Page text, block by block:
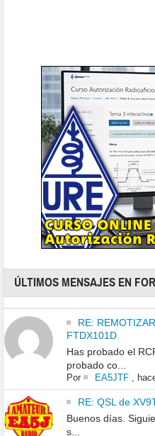
ÚLTIMOS MENSAJES EN
RE:
FTDX101D
Has probado el
probado co...
Por EA5JTF,
RE: QSL de
Buenos días.
s...